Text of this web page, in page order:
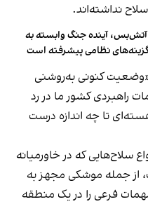
نداشته‌اند.
آتش‌بس، آینده جنگ وابسته به
گزینه‌های نظامی پیشرفته است
کنونی به‌روشنی
راهبردی کشور ما در رد
تا چه اندازه درست
سلاح‌هایی که در خاورمیانه
از جمله موشکی مجهز به
فرعی را در یک منطقه